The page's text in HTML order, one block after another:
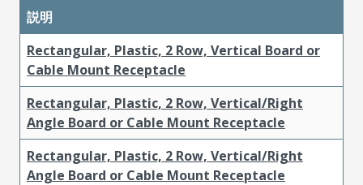
説明
Rectangular, Plastic, 2 Row, Vertical Board or
Cable Mount Receptacle
Rectangular, Plastic, 2 Row, Vertical/Right
Angle Board or Cable Mount Receptacle
Rectangular, Plastic, 2 Row, Vertical/Right
Angle Board or Cable Mount Receptacle